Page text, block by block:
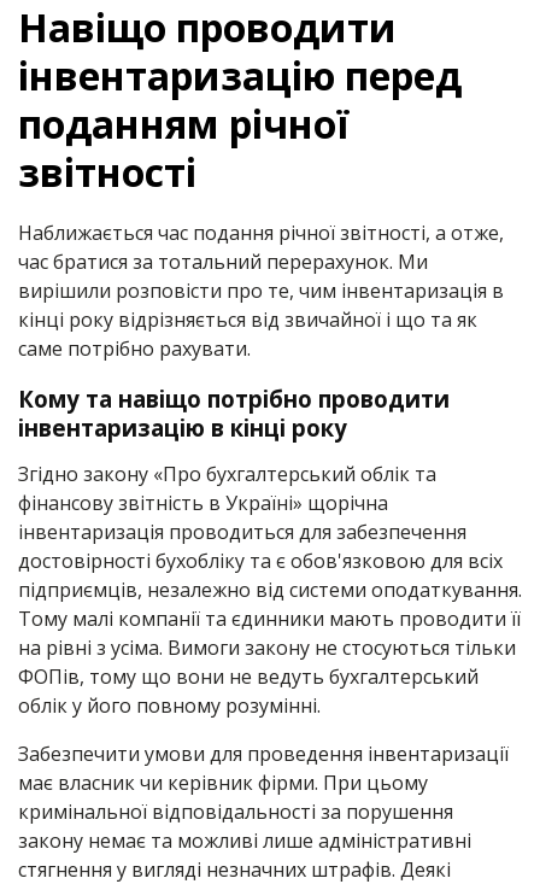
Навіщо проводити
інвентаризацію перед
поданням річної
звітності
Наближається час подання річної звітності, а отже,
час братися за тотальний перерахунок. Ми
вирішили розповісти про те, чим інвентаризація в
кінці року відрізняється від звичайної і що та як
саме потрібно рахувати.
Кому та навіщо потрібно проводити
інвентаризацію в кінці року
Згідно закону «Про бухгалтерський облік та
фінансову звітність в Україні» щорічна
інвентаризація проводиться для забезпечення
достовірності бухобліку та є обов'язковою для всіх
підприємців, незалежно від системи оподаткування.
Тому малі компанії та єдинники мають проводити її
на рівні з усіма. Вимоги закону не стосуються тільки
ФОПів, тому що вони не ведуть бухгалтерський
облік у його повному розумінні.
Забезпечити умови для проведення інвентаризації
має власник чи керівник фірми. При цьому
кримінальної відповідальності за порушення
закону немає та можливі лише адміністративні
стягнення у вигляді незначних штрафів. Деякі